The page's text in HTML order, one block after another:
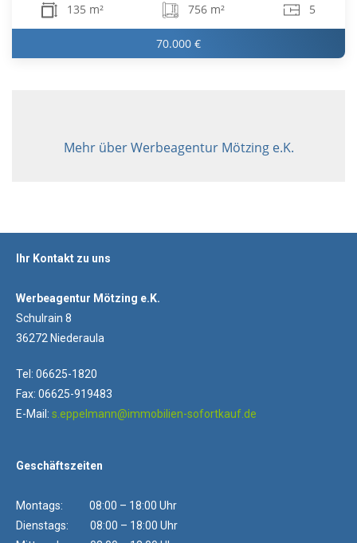
135 m² 756 m² 5
70.000 €
Mehr über Werbeagentur Mötzing e.K.
Ihr Kontakt zu uns
Werbeagentur Mötzing e.K.
Schulrain 8
36272 Niederaula
Tel: 06625-1820
Fax: 06625-919483
E-Mail: s.eppelmann@immobilien-sofortkauf.de
Geschäftszeiten
Montags: 08:00 – 18:00 Uhr
Dienstags: 08:00 – 18:00 Uhr